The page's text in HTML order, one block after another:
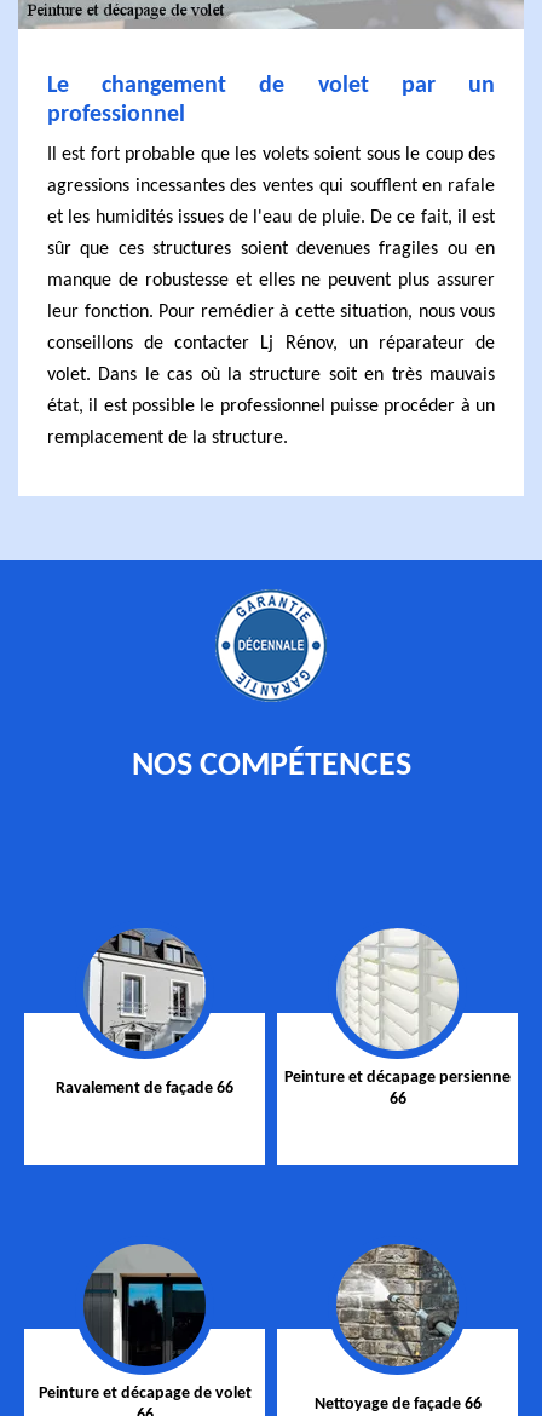
Le changement de volet par un
professionnel
Il est fort probable que les volets soient sous le coup des
agressions incessantes des ventes qui soufflent en rafale
et les humidités issues de l'eau de pluie. De ce fait, il est
sûr que ces structures soient devenues fragiles ou en
manque de robustesse et elles ne peuvent plus assurer
leur fonction. Pour remédier à cette situation, nous vous
conseillons de contacter Lj Rénov, un réparateur de
volet. Dans le cas où la structure soit en très mauvais
état, il est possible le professionnel puisse procéder à un
remplacement de la structure.
NOS COMPÉTENCES
Ravalement de façade 66
Peinture et décapage persienne
66
Peinture et décapage de volet
Nettoyage de façade 66